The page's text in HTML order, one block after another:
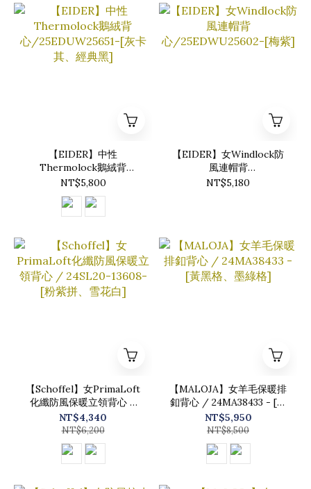
【EIDER】中性
Thermolock鵝絨背
心/25EDUW25651-[灰卡
其、經典黑]
NT$5,800
【EIDER】女Windlock防
風連帽背
心/25EDWU25602-[梅紫]
NT$5,180
【Schoffel】女PrimaLoft
化纖防風保暖立領背心 /
24SL20-13608-[粉紫拼、
雪花白]
NT$4,340
NT$6,200
【MALOJA】女羊毛保暖排
釦背心 / 24MA38433 - [黃
黑格、墨綠格]
NT$5,950
NT$8,500